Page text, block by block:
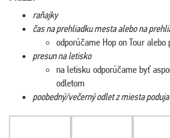
raňajky
čas na prehliadku mesta alebo na
odporúčame Hop on Tour
presun na letisko
na letisku odporúčame byť
odletom
poobedný/večerný odlet z miesta